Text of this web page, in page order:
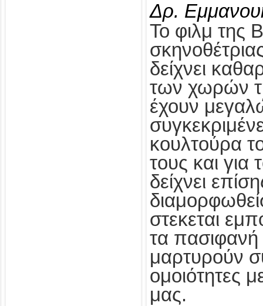
Δρ.
Το φιλμ της
δείχνει
των χωρών
έχουν
κουλτούρα
τους και
δείχνει
στεκεται
τα πασιφανή
μαρτυρούν
ομοιότητες
μας.